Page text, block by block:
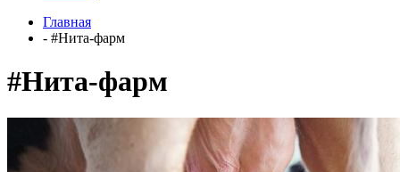
Главная
- #Нита-фарм
#Нита-фарм